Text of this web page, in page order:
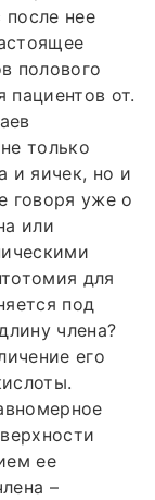
после нее
полового
пациентов от.
только
и яичек, но и
говоря уже о
или
для
под
члена?
его
ее
–